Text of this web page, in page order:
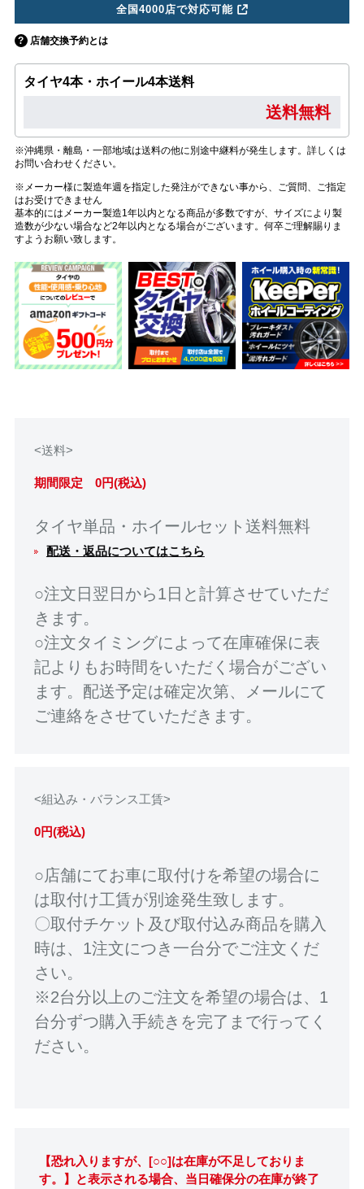
全国4000店で対応可能
店舗交換予約とは
タイヤ4本・ホイール4本送料
送料無料
※沖縄県・離島・一部地域は送料の他に別途中継料が発生します。詳しくは
お問い合わせください。
※メーカー様に製造年週を指定した発注ができない事から、ご質問、ご指定
はお受けできません
基本的にはメーカー製造1年以内となる商品が多数ですが、サイズにより製
造数が少ない場合など2年以内となる場合がございます。何卒ご理解賜りま
すようお願い致します。
<送料>
期間限定 0円(税込)
タイヤ単品・ホイールセット送料無料
配送・返品についてはこちら
○注文日翌日から1日と計算させていただ
きます。
○注文タイミングによって在庫確保に表
記よりもお時間をいただく場合がござい
ます。配送予定は確定次第、メールにて
ご連絡をさせていただきます。
<組込み・バランス工賃>
0円(税込)
○店舗にてお車に取付けを希望の場合に
は取付け工賃が別途発生致します。
〇取付チケット及び取付込み商品を購入
時は、1注文につき一台分でご注文くだ
さい。
※2台分以上のご注文を希望の場合は、1
台分ずつ購入手続きを完了まで行ってく
ださい。
【恐れ入りますが、[○○]は在庫が不足しておりま
す。】と表示される場合、当日確保分の在庫が終了